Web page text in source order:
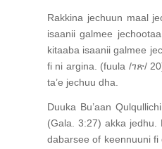
Rakkina jechuun maal
isaanii galmee
kitaaba isaanii galmee
fi ni argina. (fuula /ገጽ/
ta’e jechuu dha.
Duuka Bu’aan
(Gala. 3:27) akka jedhu.
dabarsee of keennuuni